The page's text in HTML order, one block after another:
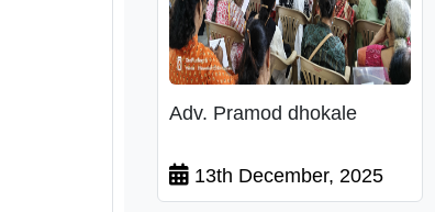
Adv. Pramod dhokale
13th December, 2025